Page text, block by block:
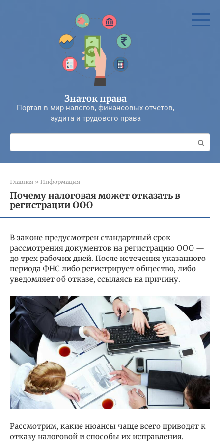
Знаток права
Портал в мир налогов, финансовых отчетов,
аудита и трудового права
Поиск:
Главная » Информация
Почему налоговая может отказать в
регистрации ООО
В законе предусмотрен стандартный срок
рассмотрения документов на регистрацию ООО —
до трех рабочих дней. После истечения указанного
периода ФНС либо регистрирует общество, либо
уведомляет об отказе, ссылаясь на причину.
Рассмотрим, какие нюансы чаще всего приводят к
отказу налоговой и способы их исправления.